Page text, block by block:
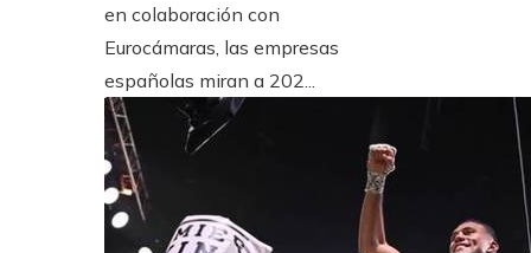
en colaboración con
Eurocámaras, las empresas
españolas miran a 202...